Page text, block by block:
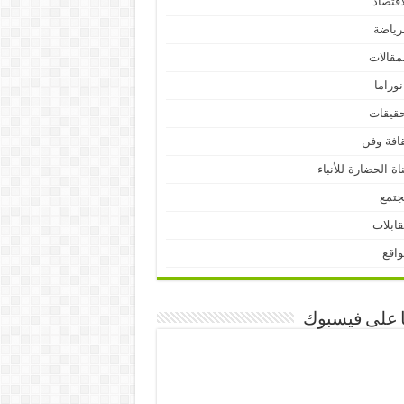
وفن
الحضارة للأنباء
على فيسبوك